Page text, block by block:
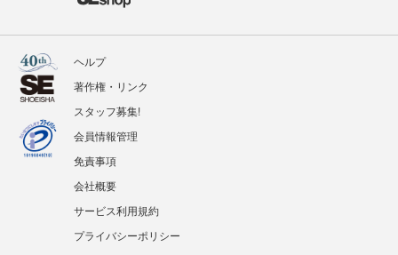
ヘルプ
著作権・リンク
スタッフ募集!
会員情報管理
免責事項
会社概要
サービス利用規約
プライバシーポリシー